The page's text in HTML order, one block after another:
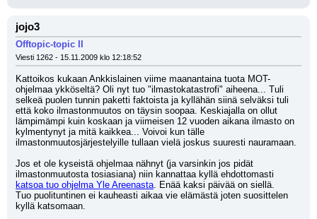
jojo3
Offtopic-topic II
Viesti 1262 - 15.11.2009 klo 12:18:52
Kattoikos kukaan Ankkislainen viime maanantaina tuota MOT-
ohjelmaa ykköseltä? Oli nyt tuo "ilmastokatastrofi" aiheena... Tuli
selkeä puolen tunnin paketti faktoista ja kyllähän siinä selväksi tuli
että koko ilmastonmuutos on täysin soopaa. Keskiajalla on ollut
lämpimämpi kuin koskaan ja viimeisen 12 vuoden aikana ilmasto on
kylmentynyt ja mitä kaikkea... Voivoi kun tälle
ilmastonmuutosjärjestelyille tullaan vielä joskus suuresti nauramaan.
Jos et ole kyseistä ohjelmaa nähnyt (ja varsinkin jos pidät
katsoa tuo ohjelma Yle Areenasta. Enää kaksi päivää on siellä.
Tuo puolituntinen ei kauheasti aikaa vie elämästä joten suosittelen
kyllä katsomaan.